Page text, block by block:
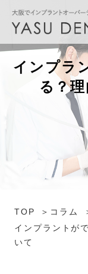
TOP
コラム
インプラントが
いて
インプラ
る？